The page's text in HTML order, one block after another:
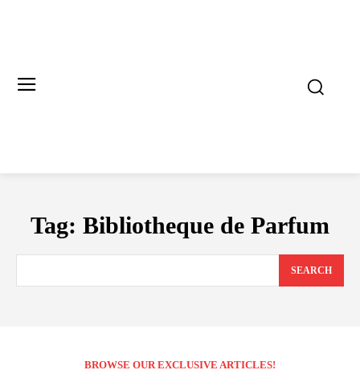
Tag: Bibliotheque de Parfum
SEARCH
BROWSE OUR EXCLUSIVE ARTICLES!